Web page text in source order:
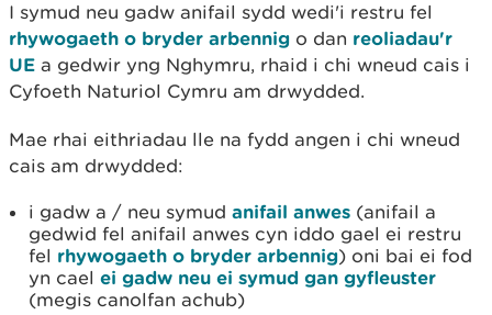
I symud neu gadw anifail sydd wedi'i restru fel
rhywogaeth o bryder arbennig o dan reoliadau'r
UE a gedwir yng Nghymru, rhaid i chi wneud cais i
Cyfoeth Naturiol Cymru am drwydded.
Mae rhai eithriadau lle na fydd angen i chi wneud
cais am drwydded:
i gadw a / neu symud anifail anwes (anifail a
gedwid fel anifail anwes cyn iddo gael ei restru
fel rhywogaeth o bryder arbennig) oni bai ei fod
yn cael ei gadw neu ei symud gan gyfleuster
(megis canolfan achub)